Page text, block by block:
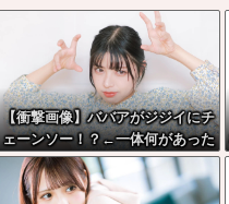
【衝撃画像】ババアがジジイにチ
ェーンソー！？←一体何があった
んやコレw w w w w w w w w